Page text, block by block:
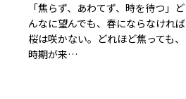
「焦らず、あわてず、時を待つ」ど
んなに望んでも、春にならなければ
桜は咲かない。どれほど焦っても、
時期が来…